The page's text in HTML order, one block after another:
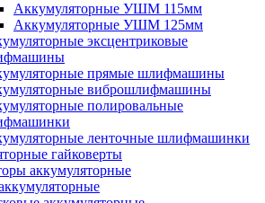
Аккумуляторные УШМ 115мм
Аккумуляторные УШМ 125мм
эксцентриковые
прямые шлифмашины
виброшлифмашины
полировальные
ленточные шлифмашинки
гайковерты
аккумуляторные